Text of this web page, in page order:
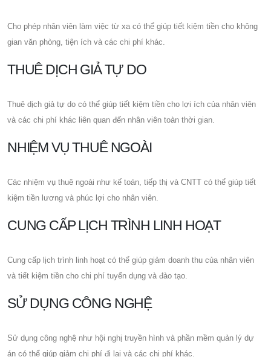
Cho phép nhân viên làm việc từ xa có thể giúp tiết kiệm tiền cho không
gian văn phòng, tiện ích và các chi phí khác.
THUÊ DỊCH GIẢ TỰ DO
Thuê dịch giả tự do có thể giúp tiết kiệm tiền cho lợi ích của nhân viên
và các chi phí khác liên quan đến nhân viên toàn thời gian.
NHIỆM VỤ THUÊ NGOÀI
Các nhiệm vụ thuê ngoài như kế toán, tiếp thị và CNTT có thể giúp tiết
kiệm tiền lương và phúc lợi cho nhân viên.
CUNG CẤP LỊCH TRÌNH LINH HOẠT
Cung cấp lịch trình linh hoạt có thể giúp giảm doanh thu của nhân viên
và tiết kiệm tiền cho chi phí tuyển dụng và đào tạo.
SỬ DỤNG CÔNG NGHỆ
Sử dụng công nghệ như hội nghị truyền hình và phần mềm quản lý dự
án có thể giúp giảm chi phí đi lại và các chi phí khác.